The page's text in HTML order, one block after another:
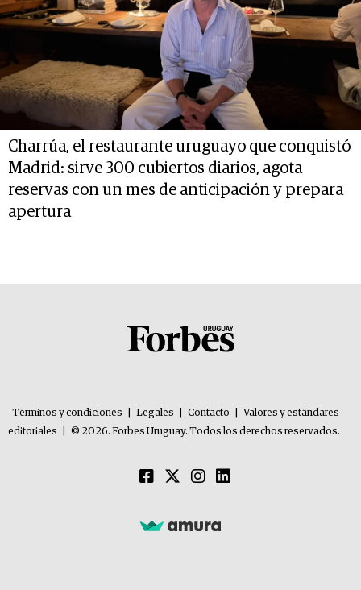
Charrúa, el restaurante uruguayo que conquistó
Madrid: sirve 300 cubiertos diarios, agota
reservas con un mes de anticipación y prepara
apertura
Términos y condiciones Legales Contacto
Valores y estándares
editoriales
© 2026. Forbes Uruguay. Todos los derechos reservados.